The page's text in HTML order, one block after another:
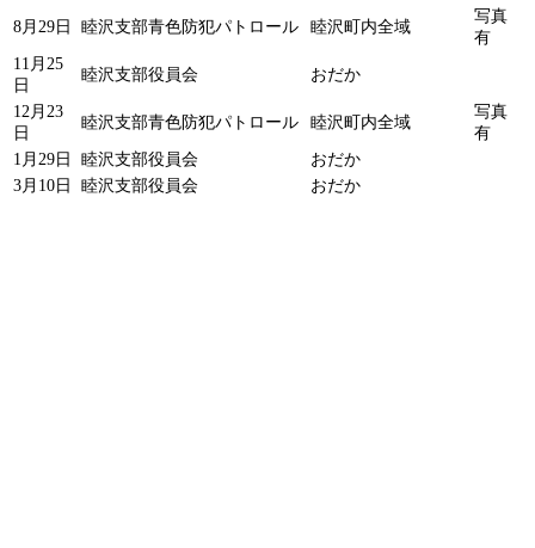
8月29日 睦沢支部青色防犯パトロール 睦沢町内全域
写真
有
11月25
日
睦沢支部役員会 おだか
12月23
日
睦沢支部青色防犯パトロール 睦沢町内全域
写真
有
1月29日
睦沢支部役員会
おだか
3月10日
睦沢支部役員会 おだか